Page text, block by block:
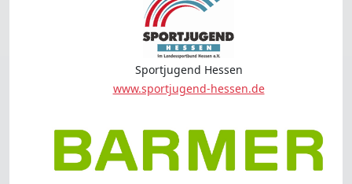
Sportjugend Hessen
www.sportjugend-hessen.de